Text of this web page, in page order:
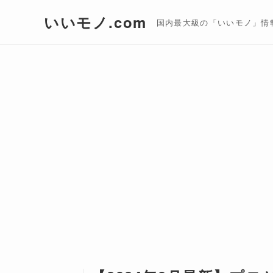
いいモノ.com 国内最大級の「いいモノ」情